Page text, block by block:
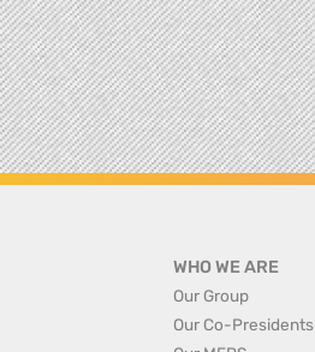
WHO WE ARE
Our Group
Our Co-Presidents